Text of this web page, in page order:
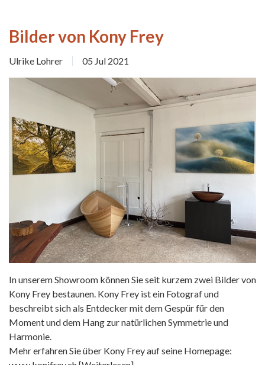
Ulrike Lohrer 05 Jul 2021
Bilder von Kony Frey
In unserem Showroom können Sie seit kurzem zwei Bilder von
Kony Frey bestaunen. Kony Frey ist ein Fotograf und
beschreibt sich als Entdecker mit dem Gespür für den
Moment und dem Hang zur natürlichen Symmetrie und
Harmonie.
Mehr erfahren Sie über Kony Frey auf seine Homepage: